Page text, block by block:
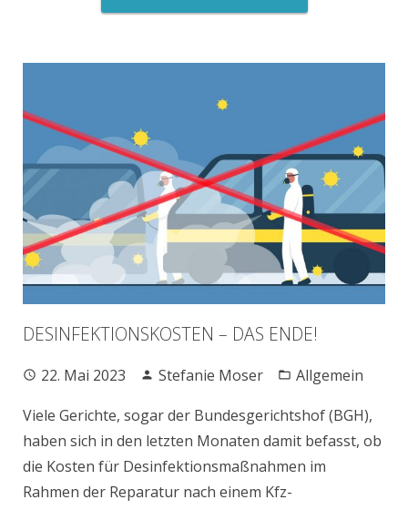
DESINFEKTIONSKOSTEN – DAS ENDE!
22. Mai 2023 Stefanie Moser
Allgemein
Viele Gerichte, sogar der Bundesgerichtshof (BGH),
haben sich in den letzten Monaten damit befasst, ob
die Kosten für Desinfektionsmaßnahmen im
Rahmen der Reparatur nach einem Kfz-